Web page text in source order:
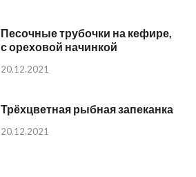
Песочные трубочки на кефире,
с ореховой начинкой
20.12.2021
Трёхцветная рыбная запеканка
20.12.2021